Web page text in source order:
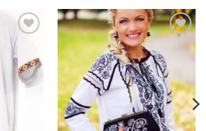
Додати
виріб у
вибране
Додати
виріб у
вибране